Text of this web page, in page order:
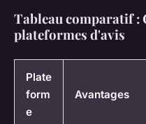
Tableau comparatif :
plateformes d'avis
Plate
form
e
Avantages